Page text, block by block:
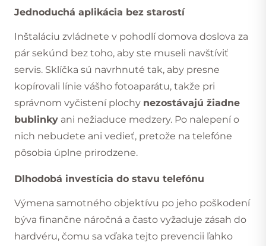
Jednoduchá aplikácia bez starostí
Inštaláciu zvládnete v pohodlí domova doslova za
pár sekúnd bez toho, aby ste museli navštíviť
servis. Sklíčka sú navrhnuté tak, aby presne
kopírovali línie vášho fotoaparátu, takže pri
správnom vyčistení plochy nezostávajú žiadne
bublinky ani nežiaduce medzery. Po nalepení o
nich nebudete ani vedieť, pretože na telefóne
pôsobia úplne prirodzene.
Dlhodobá investícia do stavu telefónu
Výmena samotného objektívu po jeho poškodení
býva finančne náročná a často vyžaduje zásah do
hardvéru, čomu sa vďaka tejto prevencii ľahko